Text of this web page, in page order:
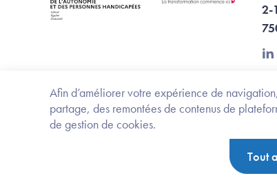
Afin d’améliorer votre expérience de
partage, des remontées de contenus de
de gestion de cookies.
Tout
2-
Footer Bottom ANS
Ministère de la santé, des familles,
Politique de protection des données